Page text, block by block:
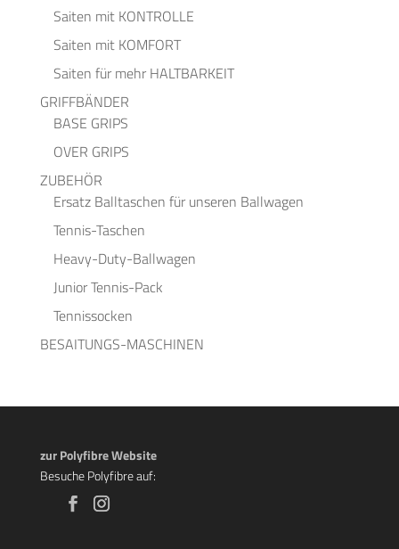
Saiten mit KONTROLLE
Saiten mit KOMFORT
Saiten für mehr HALTBARKEIT
GRIFFBÄNDER
BASE GRIPS
OVER GRIPS
ZUBEHÖR
Ersatz Balltaschen für unseren Ballwagen
Tennis-Taschen
Heavy-Duty-Ballwagen
Junior Tennis-Pack
Tennissocken
BESAITUNGS-MASCHINEN
zur Polyfibre Website
Besuche Polyfibre auf: